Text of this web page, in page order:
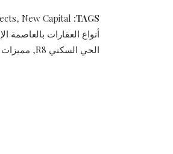
TAGS:
, New Capital العاصمة الإدارية
أنواع العقارات بالعاصمة
الحي السكني R8
, مميزات